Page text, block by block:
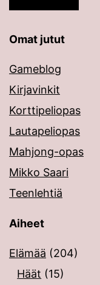
Omat jutut
Gameblog
Kirjavinkit
Korttipeliopas
Lautapeliopas
Mahjong-opas
Mikko Saari
Teenlehtiä
Aiheet
Elämää (204)
Häät (15)